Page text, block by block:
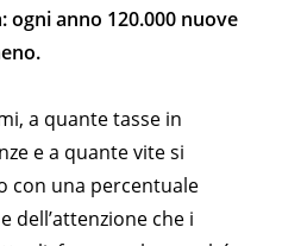
ogni anno 120.000 nuove
a quante tasse in
e a quante vite si
con una percentuale
dell’attenzione che i